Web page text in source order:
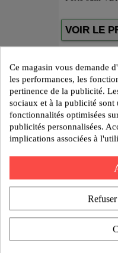
VOIR LE
Ce magasin vous demande
les performances, les
pertinence de la publicité.
sociaux et à la publicité
fonctionnalités optimisées
publicités personnalisées.
implications associées à